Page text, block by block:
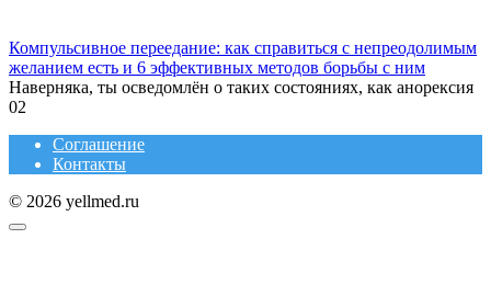
Компульсивное переедание: как справиться с непреодолимым
желанием есть и 6 эффективных методов борьбы с ним
Наверняка, ты осведомлён о таких состояниях, как анорексия
02
Соглашение
Контакты
© 2026 yellmed.ru